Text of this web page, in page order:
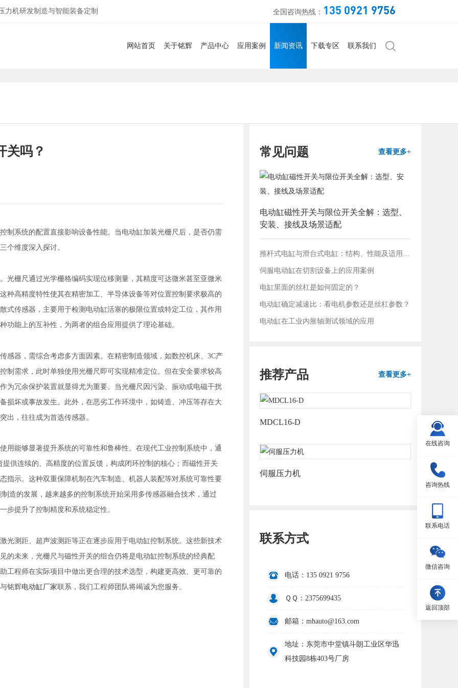
力机研发制造与智能装备定制 全国咨询热线： 135 0921 9756
网站首页 关于铭辉 产品中心 应用案例 新闻资讯 下载专区 联系我们
关吗？
制系统的配置直接影响设备性能。当电动缸加装光栅尺后，是否仍需
个维度深入探讨。
栅尺通过光学栅格编码实现位移测量，其精度可达微米甚至亚微米
种高精度特性使其在精密加工、半导体设备等对位置控制要求极高的
式传感器，主要用于检测电动缸活塞的极限位置或特定工位，其作用
能上的互补性，为两者的组合应用提供了理论基础。
器，需综合考虑多方面因素。在精密制造领域，如数控机床、3C产
制需求，此时单独使用光栅尺即可实现精准定位。但在安全要求较高
为冗余保护装置就显得尤为重要。当光栅尺因污染、振动或电磁干扰
损坏或事故发生。此外，在恶劣工作环境中，如铸造、冲压等存在大
出，往往成为首选传感器。
能够显著提升系统的可靠性和鲁棒性。在现代工业控制系统中，通
供连续的、高精度的位置反馈，构成闭环控制的核心；而磁性开关
指示。这种双重保障机制在汽车制造、机器人装配等对系统可靠性要
造的发展，越来越多的控制系统开始采用多传感器融合技术，通过
步提升了控制精度和系统稳定性。
测距、超声波测距等正在逐步应用于电动缸控制系统。这些新技术
的未来，光栅尺与磁性开关的组合仍将是电动缸控制系统的经典配
工程师在实际项目中做出更合理的技术选型，构建更高效、更可靠的
铭辉电动缸厂家联系，我们工程师团队将竭诚为您服务。
常见问题 查看更多+
电动缸磁性开关与限位开关全解：选型、
安装、接线及场景适配
推杆式电缸与滑台式电缸：结构、性能及适用领域对比
伺服电动缸在切割设备上的应用案例
电缸里面的丝杠是如何固定的？
电动缸确定减速比：看电机参数还是丝杠参数？
电动缸在工业内胀轴测试领域的应用
推荐产品 查看更多+
MDCL16-D
伺服压力机
联系方式
电话：135 0921 9756
ＱＱ：2375699435
邮箱：mhauto@163.com
地址：东莞市中堂镇斗朗工业区华迅
科技园8栋403号厂房
在线咨询
咨询热线
联系电话
微信咨询
返回顶部